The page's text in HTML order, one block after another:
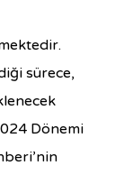
sürece,
Dönemi